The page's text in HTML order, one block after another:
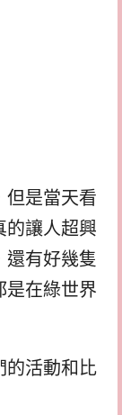
但是當天看
的讓人超興
還有好幾隻
是在綠世界
的活動和比